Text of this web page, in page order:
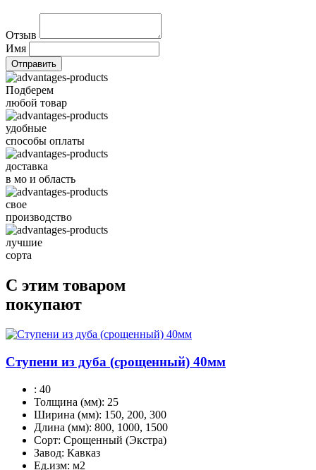
Отзыв
Имя
Подберем
любой товар
удобные
способы оплаты
доставка
в мо и область
свое
производство
лучшие
сорта
С этим товаром
покупают
Ступени из дуба (срощенный) 40мм
: 40
Толщина (мм): 25
Ширина (мм): 150, 200, 300
Длина (мм): 800, 1000, 1500
Сорт: Срощенный (Экстра)
Завод: Кавказ
Ед.изм: м2